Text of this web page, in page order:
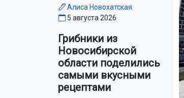
Алиса Новохатская
5 августа 2026
Грибники из
Новосибирской
области поделились
самыми вкусными
рецептами